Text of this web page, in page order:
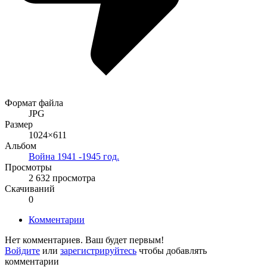
Формат файла
JPG
Размер
1024×611
Альбом
Война 1941 -1945 год.
Просмотры
2 632 просмотра
Скачиваний
0
Комментарии
Нет комментариев. Ваш будет первым!
Войдите или зарегистрируйтесь чтобы добавлять
комментарии